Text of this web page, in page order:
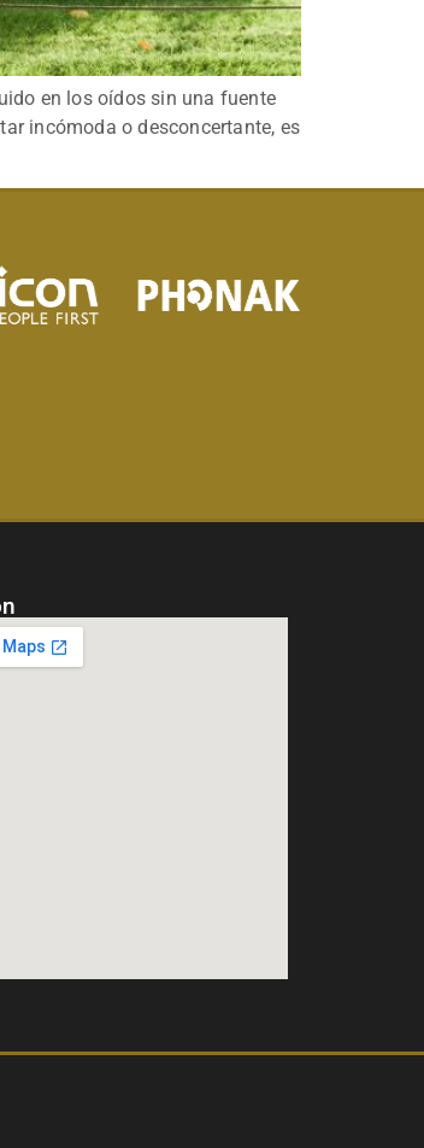
en los oídos sin una fuente
incómoda o desconcertante, es